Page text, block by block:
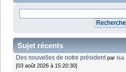
Sujet récents
Des nouvelles de notre président par Isa
[03 août 2026 à 15:20:30]